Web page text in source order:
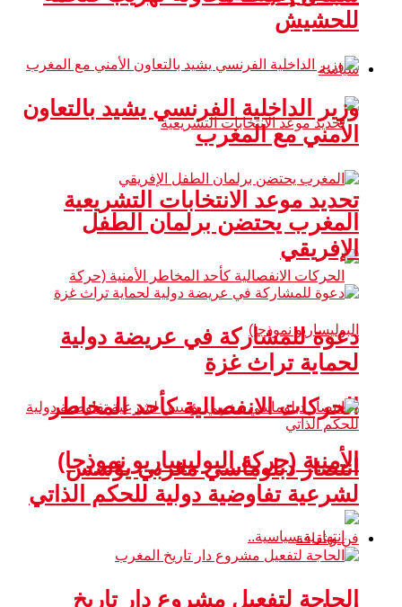
سياسة
تحديد موعد الانتخابات التشريعية
الحركات الانفصالية كأحد المخاطر
الأمنية (حركة البوليساريو نموذجا)
للحشيش
وزير الداخلية الفرنسي يشيد بالتعاون
الأمني مع المغرب
المغرب يحتضن برلمان الطفل
الإفريقي
دعوة للمشاركة في عريضة دولية
لحماية تراث غزة
انتصار دبلوماسي مغربي يؤسس
لشرعية تفاوضية دولية للحكم الذاتي
فن و ثقافة
الحاجة لتفعيل مشروع دار تاريخ